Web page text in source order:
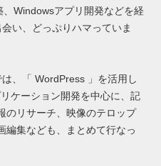
Windowsアプリ開発などを経
い、どっぷりハマっていま
は、「 WordPress 」を活用し
ケーション開発を中心に、記
のリサーチ、映像のテロップ
編集なども、まとめて行なっ